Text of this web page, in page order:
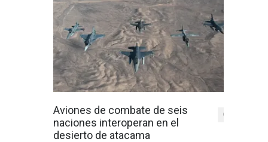
Aviones de combate de seis
naciones interoperan en el
desierto de atacama
0